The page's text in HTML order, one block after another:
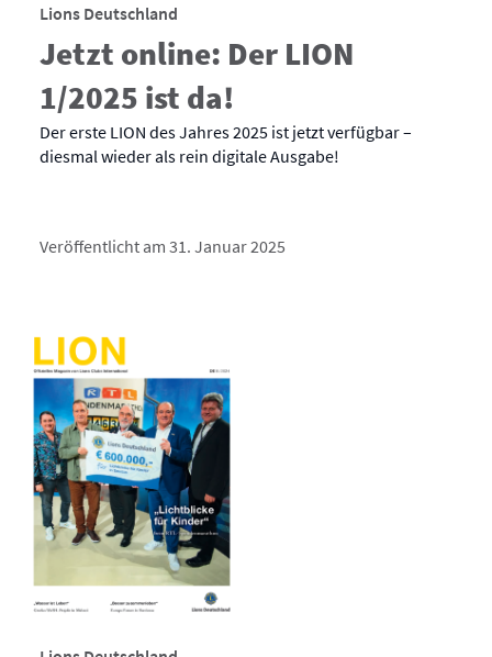
Lions Deutschland
Jetzt online: Der LION
1/2025 ist da!
Der erste LION des Jahres 2025 ist jetzt verfügbar –
diesmal wieder als rein digitale Ausgabe!
Veröffentlicht am 31. Januar 2025